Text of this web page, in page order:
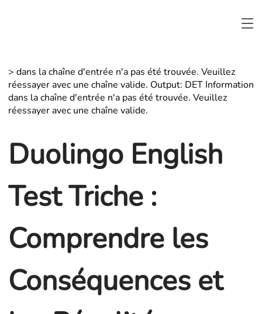
> dans la chaîne d'entrée n'a pas été trouvée. Veuillez
réessayer avec une chaîne valide. Output: DET Information
dans la chaîne d'entrée n'a pas été trouvée. Veuillez
réessayer avec une chaîne valide.
Duolingo English
Test Triche :
Comprendre les
Conséquences et